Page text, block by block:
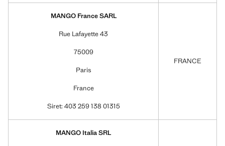
MANGO France SARL
Rue Lafayette 43
75009
Paris
France
Siret: 403 259 138 01315
FRANCE
MANGO Italia SRL